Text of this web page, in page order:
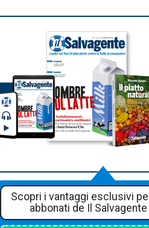
Scopri i vantaggi esclusivi
abbonati de Il Salvagente